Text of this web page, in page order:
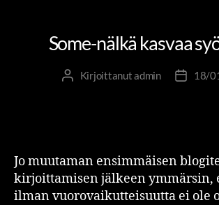
Some-nälkä kasvaa
Kirjoittanutadmin 18/
Jo muutaman ensimmäisen
kirjoittamisen jälkeen ymmärsin,
ilman vuorovaikutteisuutta ei ole